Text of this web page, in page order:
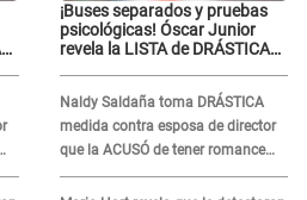
¡Buses separados y pruebas
psicológicas! Óscar Junior
revela la LISTA de DRÁSTICAS
Naldy Saldaña
Naldy Saldaña toma DRÁSTICA
medida contra esposa de director
que la ACUSÓ de tener romance
con él: "Muy triste..."